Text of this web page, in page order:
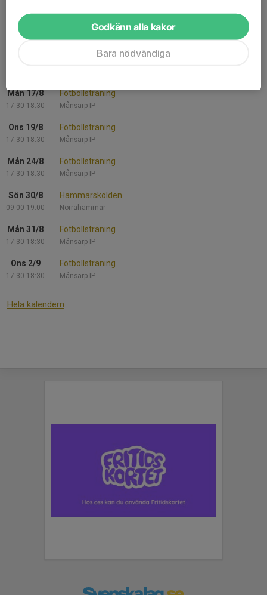
Lör 15/8
12:00-19:00
Hagadagarna F18
Strömsbergsvallen
Hagadagarna F17
Mån 17/8
17:30-18:30
Fotbollsträning
Månsarp IP
Ons 19/8
17:30-18:30
Fotbollsträning
Månsarp IP
Mån 24/8
17:30-18:30
Fotbollsträning
Månsarp IP
Sön 30/8
09:00-19:00
Hammarskölden
Norrahammar
Mån 31/8
17:30-18:30
Fotbollsträning
Månsarp IP
Ons 2/9
17:30-18:30
Fotbollsträning
Månsarp IP
Hela kalendern
Godkänn alla kakor
Bara nödvändiga